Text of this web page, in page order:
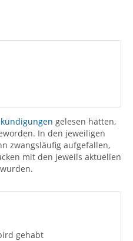
gelesen hätten,
In den jeweiligen
zwangsläufig aufgefallen,
mit den jeweils aktuellen
gehabt